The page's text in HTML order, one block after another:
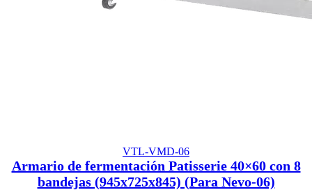
VTL-VMD-06
Armario de fermentación Patisserie 40×60 con 8
bandejas (945x725x845) (Para Nevo-06)